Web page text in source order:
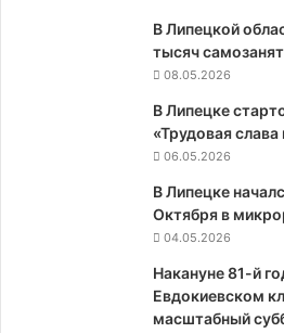
В Липецкой
тысяч
08.05.2026
В Липецке
«Трудовая
06.05.2026
В Липецке
Октября в
04.05.2026
Накануне 81-й
Евдокиевском
масштабный